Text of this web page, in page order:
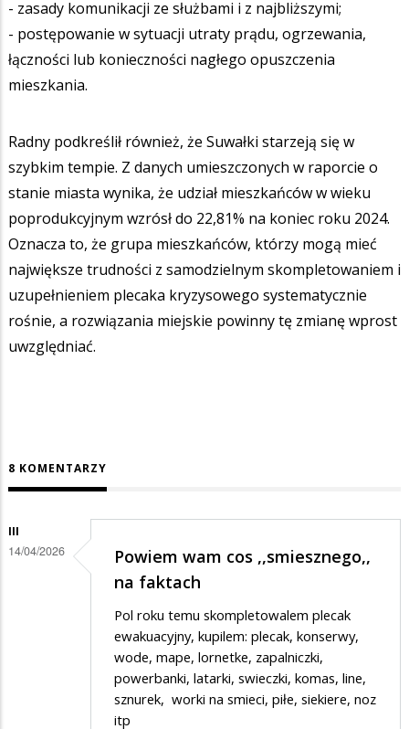
- zasady komunikacji ze służbami i z najbliższymi;
- postępowanie w sytuacji utraty prądu, ogrzewania,
łączności lub konieczności nagłego opuszczenia
mieszkania.
Radny podkreślił również, że Suwałki starzeją się w
szybkim tempie. Z danych umieszczonych w raporcie o
stanie miasta wynika, że udział mieszkańców w wieku
poprodukcyjnym wzrósł do 22,81% na koniec roku 2024.
Oznacza to, że grupa mieszkańców, którzy mogą mieć
największe trudności z samodzielnym skompletowaniem i
uzupełnieniem plecaka kryzysowego systematycznie
rośnie, a rozwiązania miejskie powinny tę zmianę wprost
uwzględniać.
8 KOMENTARZY
III
14/04/2026
Powiem wam cos ,,smiesznego,,
na faktach
Pol roku temu skompletowalem plecak
ewakuacyjny, kupilem: plecak, konserwy,
wode, mape, lornetke, zapalniczki,
powerbanki, latarki, swieczki, komas, line,
sznurek, worki na smieci, piłe, siekiere, noz
itp